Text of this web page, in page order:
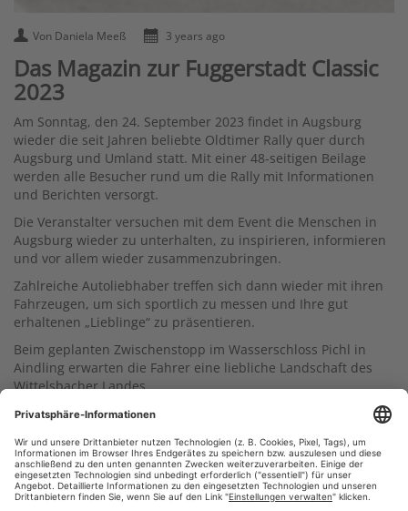
Von Daniela Meeß 3 years ago
Das Magazin zur Fuggerstadt Classic
2023
Am Sonntag, den 24. September 2023 findet in Augsburg
wieder die seit Jahren beliebte Oldtimer Rally quer durch
Augsburg und Umland statt. Mit einer 48-seitigen Beilage
werden alle Besucher rund um die Rally mit Informationen
und Berichten versorgt.
Die Veranstalter versuchen mit dem Event die Menschen in
Augsburg wieder zu unterhalten, zu inspirieren, informieren
und vor allem wieder zusammenzubringen.
Zahlreiche Autoliebhaber treffen sich dann wieder mit ihren
Fahrzeugen, um sich sportlich zu messen und Ihre gut
erhaltenen „Lieblinge“ zu präsentieren.
Beim geplanten Zwischenstopp im Wasserschloss Pichl in
Aindling erwarten die Fahrer eine liebliche Landschaft des
Wittelsbacher Landes.
Die Organisatoren freuen sich auf viele begeisterte
Weiterlesen